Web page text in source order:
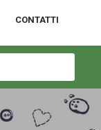
CONTATTI